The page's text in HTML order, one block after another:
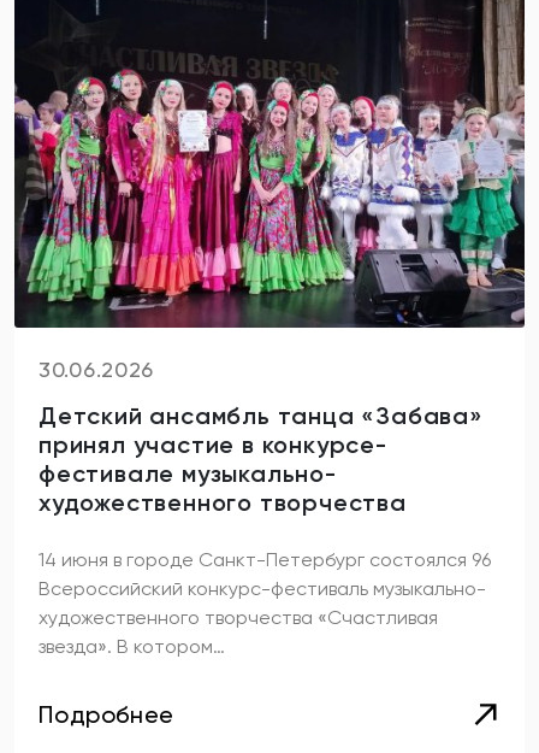
30.06.2026
Детский ансамбль танца «Забава»
принял участие в конкурсе-
фестивале музыкально-
художественного творчества
14 июня в городе Санкт-Петербург состоялся 96
Всероссийский конкурс-фестиваль музыкально-
художественного творчества «Счастливая
звезда». В котором…
Подробнее